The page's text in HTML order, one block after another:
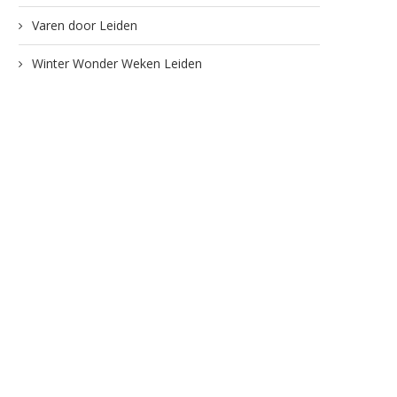
Varen door Leiden
Winter Wonder Weken Leiden